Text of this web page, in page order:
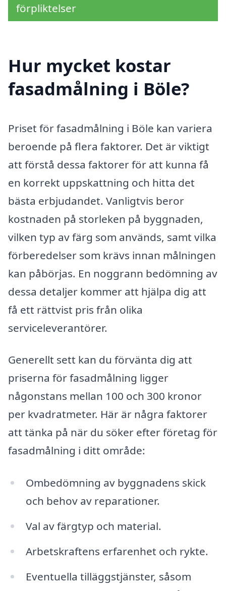
förpliktelser
Hur mycket kostar
fasadmålning i Böle?
Priset för fasadmålning i Böle kan variera
beroende på flera faktorer. Det är viktigt
att förstå dessa faktorer för att kunna få
en korrekt uppskattning och hitta det
bästa erbjudandet. Vanligtvis beror
kostnaden på storleken på byggnaden,
vilken typ av färg som används, samt vilka
förberedelser som krävs innan målningen
kan påbörjas. En noggrann bedömning av
dessa detaljer kommer att hjälpa dig att
få ett rättvist pris från olika
serviceleverantörer.
Generellt sett kan du förvänta dig att
priserna för fasadmålning ligger
någonstans mellan 100 och 300 kronor
per kvadratmeter. Här är några faktorer
att tänka på när du söker efter företag för
fasadmålning i ditt område:
Ombedömning av byggnadens skick
och behov av reparationer.
Val av färgtyp och material.
Arbetskraftens erfarenhet och rykte.
Eventuella tilläggstjänster, såsom